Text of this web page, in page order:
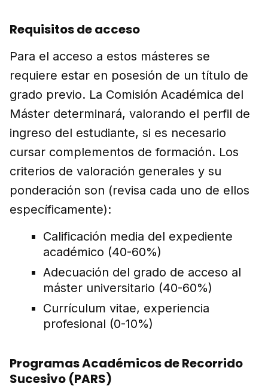
Requisitos de acceso
Para el acceso a estos másteres se
requiere estar en posesión de un título de
grado previo. La Comisión Académica del
Máster determinará, valorando el perfil de
ingreso del estudiante, si es necesario
cursar complementos de formación. Los
criterios de valoración generales y su
ponderación son (revisa cada uno de ellos
específicamente):
Calificación media del expediente
académico (40-60%)
Adecuación del grado de acceso al
máster universitario (40-60%)
Currículum vitae, experiencia
profesional (0-10%)
Programas Académicos de Recorrido
Sucesivo (PARS)